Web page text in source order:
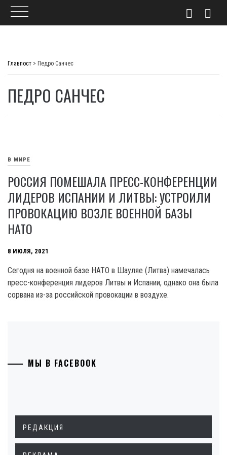
Главпост > Педро Санчес
ПЕДРО САНЧЕС
В МИРЕ
РОССИЯ ПОМЕШАЛА ПРЕСС-КОНФЕРЕНЦИИ
ЛИДЕРОВ ИСПАНИИ И ЛИТВЫ: УСТРОИЛИ
ПРОВОКАЦИЮ ВОЗЛЕ ВОЕННОЙ БАЗЫ
НАТО
8 ИЮЛЯ, 2021
Сегодня на военной базе НАТО в Шауляе (Литва) намечалась
пресс-конференция лидеров Литвы и Испании, однако она была
сорвана из-за российской провокации в воздухе.
МЫ В FACEBOOK
РЕДАКЦИЯ